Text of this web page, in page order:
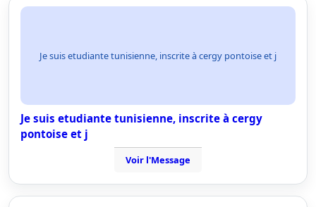
Je suis etudiante tunisienne, inscrite à cergy pontoise et j
Je suis etudiante tunisienne, inscrite à cergy
pontoise et j
Voir l'Message